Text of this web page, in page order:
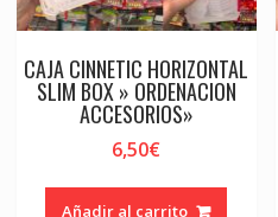
CAJA CINNETIC HORIZONTAL
SLIM BOX » ORDENACION
ACCESORIOS»
6,50€
Añadir al carrito